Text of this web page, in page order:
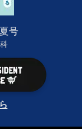
号